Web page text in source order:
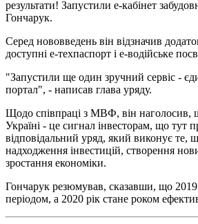
результати! Запустили е-кабінет
Гончарук.
Серед нововведень він відзначив
доступні е-техпаспорт і е-водійське
"Запустили ще один зручний сервіс -
портал", - написав глава уряду.
Щодо співпраці з МВФ, він
Україні - це сигнал інвесторам, що тут
відповідальний уряд, який виконує те,
надходження інвестицій, створення
зростання економіки.
Гончарук резюмував, сказавши, що 2019
періодом, а 2020 рік стане роком